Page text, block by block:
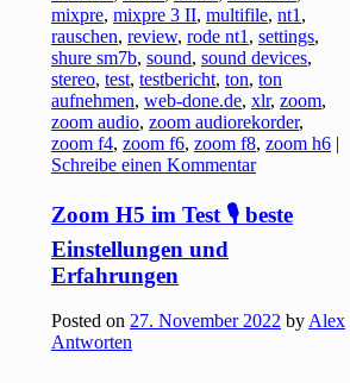
mixpre,mixpre 3 II,multifile,nt1 ,
rauschen,review,rode nt1 ,settings,
shure sm7b,sound,sound devices,
stereo,test,testbericht,ton,ton
aufnehmen,web-done.de,xlr,zoom,
zoom audio,zoom audiorekorder,
zoom f4,zoom f6,zoom f8,zoom h6 |
Schreibe einen Kommentar
Zoom H5 im Test 🎙 beste
Einstellungen und
Erfahrungen
Posted on27. November 2022 byAlex
Antworten